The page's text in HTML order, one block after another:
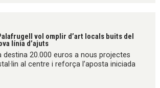
vol omplir d’art locals buits del
línia d’ajuts
destina 20.000 euros a nous projectes
al centre i reforça l’aposta iniciada